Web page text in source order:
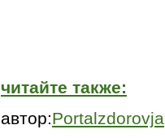
читайте также:
автор:Portalzdorovja